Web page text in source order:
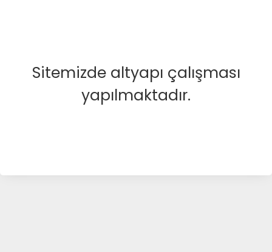
Sitemizde altyapı çalışması
yapılmaktadır.